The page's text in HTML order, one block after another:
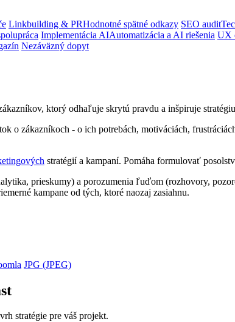
Linkbuilding & PRHodnotné spätné odkazy SEO audit
Implementácia AIAutomatizácia a AI riešenia UX
Nezáväzný dopyt
ktorý odhaľuje skrytú pravdu a inšpiruje
o zákazníkoch - o ich potrebách, motiváciách,
stratégií a kampaní. Pomáha formulovať
prieskumy) a porozumenia ľuďom (rozhovory,
kampane od tých, ktoré naozaj zasiahnu.
JPG (JPEG)
stratégie pre váš projekt.